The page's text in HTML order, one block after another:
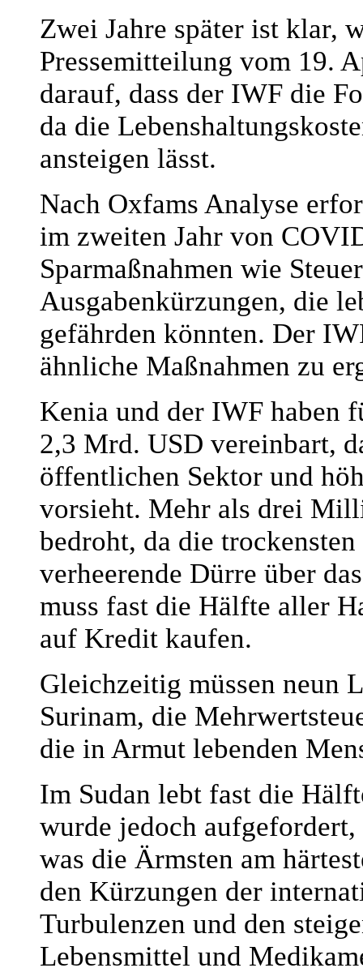
Zwei Jahre später ist klar,
Pressemitteilung vom 19.
darauf, dass der IWF die
da die
ansteigen lässt.
Nach Oxfams Analyse
im zweiten Jahr von
Sparmaßnahmen wie
Ausgabenkürzungen, die
gefährden könnten. Der
ähnliche Maßnahmen zu
Kenia und der IWF haben
2,3 Mrd. USD vereinbart,
öffentlichen Sektor und
vorsieht. Mehr als drei
bedroht, da die
verheerende Dürre über
muss fast die Hälfte aller
auf Kredit kaufen.
Gleichzeitig müssen neun
Surinam, die
die in Armut lebenden
Im Sudan lebt fast die
wurde jedoch
was die Ärmsten am
den Kürzungen der
Turbulenzen und den
Lebensmittel und